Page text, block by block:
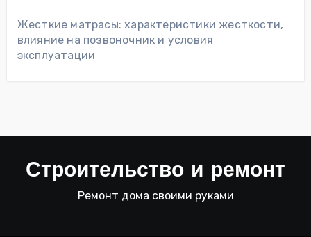
Жесткие матрасы: характеристики жесткости,
влияние на позвоночник и условия
эксплуатации
Строительство и ремонт
Ремонт дома своими руками